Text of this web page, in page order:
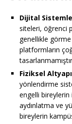
Dijital
siteleri, öğrenci
genellikle görme
platformların
Fiziksel
yönlendirme
engelli bireylerin
aydınlatma ve
bireylerin